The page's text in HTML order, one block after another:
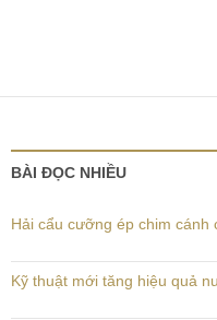
BÀI ĐỌC NHIỀU
Hải cẩu cưỡng ép chim cánh
Kỹ thuật mới tăng hiệu quả